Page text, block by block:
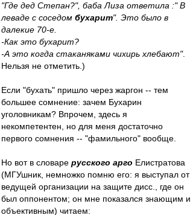
"Где дед Степан?", баба Лиза ответила :" В
леваде с соседом бухарит". Это было в
далекие 70-е.
-Как это бухарит?
-А это когда стаканяками чихирь хлебают".
Нельзя не отметить.)
Если "бухать" пришло через жаргон -- тем
большее сомнение: зачем Бухарин
уголовникам? Впрочем, здесь я
некомпетентен, но для меня достаточно
первого сомнения -- "фамильного" вообще.
Но вот в словаре русского арго Елистратова
(МГУшник, немножко помню его: я выступал от
ведущей организации на защите дисс., где он
был оппонентом; он мне показался знающим и
объективным) читаем: